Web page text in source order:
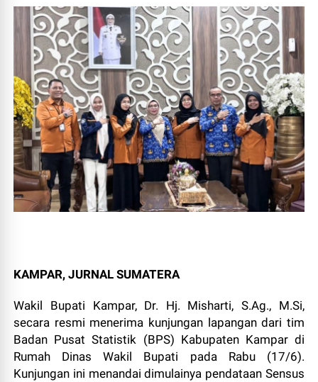
KAMPAR, JURNAL SUMATERA
Wakil Bupati Kampar, Dr. Hj. Misharti, S.Ag., M.Si,
secara resmi menerima kunjungan lapangan dari tim
Badan Pusat Statistik (BPS) Kabupaten Kampar di
Rumah Dinas Wakil Bupati pada Rabu (17/6).
Kunjungan ini menandai dimulainya pendataan Sensus